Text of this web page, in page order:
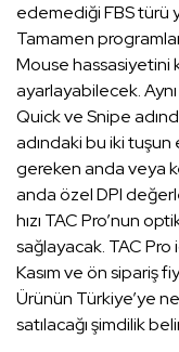
edemediği FBS türü
Tamamen
Mouse hassasiyetini
ayarlayabilecek.
Quick ve Snipe
adındaki bu iki tuşun
gereken anda veya
anda özel DPI
hızı TAC Pro’nun
sağlayacak. TAC Pro
Kasım ve ön sipariş
Ürünün Türkiye’ye
satılacağı şimdilik